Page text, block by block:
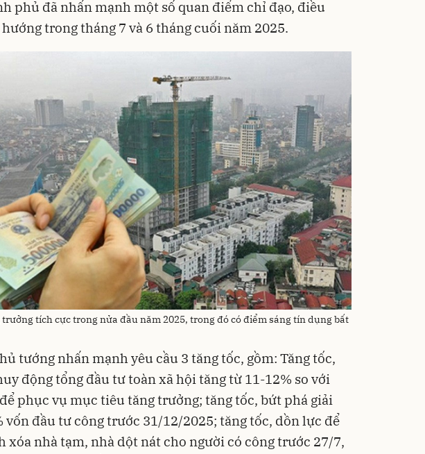
phủ đã nhấn mạnh một số quan điểm chỉ đạo, điều
trong tháng 7 và 6 tháng cuối năm 2025.
tích cực trong nửa đầu năm 2025, trong đó có điểm sáng tín dụng bất
tướng nhấn mạnh yêu cầu 3 tăng tốc, gồm: Tăng tốc,
động tổng đầu tư toàn xã hội tăng từ 11-12% so với
phục vụ mục tiêu tăng trưởng; tăng tốc, bứt phá giải
vốn đầu tư công trước 31/12/2025; tăng tốc, dồn lực để
xóa nhà tạm, nhà dột nát cho người có công trước 27/7,